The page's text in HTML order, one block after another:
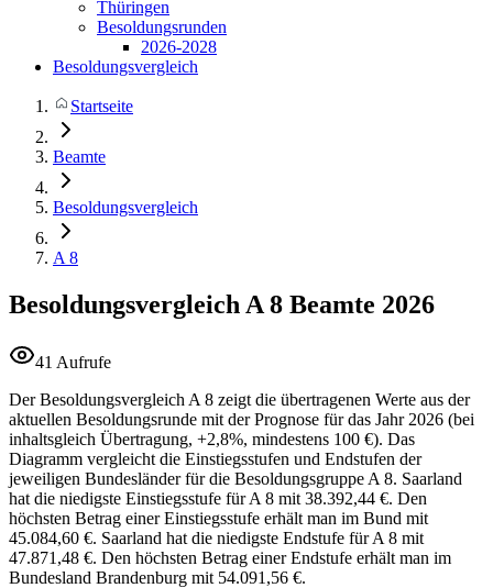
Thüringen
Besoldungsrunden
2026-2028
Besoldungsvergleich
Startseite
Beamte
Besoldungsvergleich
A 8
Besoldungsvergleich A 8 Beamte 2026
41 Aufrufe
Der Besoldungsvergleich A 8 zeigt die übertragenen Werte aus der
aktuellen Besoldungsrunde mit der Prognose für das Jahr 2026 (bei
inhaltsgleich Übertragung, +2,8%, mindestens 100 €). Das
Diagramm vergleicht die Einstiegsstufen und Endstufen der
jeweiligen Bundesländer für die Besoldungsgruppe A 8. Saarland
hat die niedigste Einstiegsstufe für A 8 mit 38.392,44 €. Den
höchsten Betrag einer Einstiegsstufe erhält man im Bund mit
45.084,60 €. Saarland hat die niedigste Endstufe für A 8 mit
47.871,48 €. Den höchsten Betrag einer Endstufe erhält man im
Bundesland Brandenburg mit 54.091,56 €.